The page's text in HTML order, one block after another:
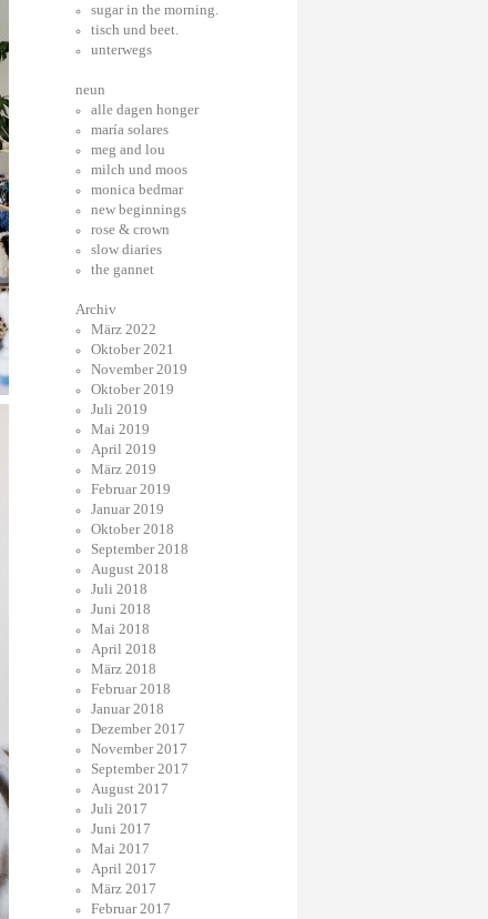
sugar in the morning.
tisch und beet.
unterwegs
neun
alle dagen honger
maría solares
meg and lou
milch und moos
monica bedmar
new beginnings
rose & crown
slow diaries
the gannet
Archiv
März 2022
Oktober 2021
November 2019
Oktober 2019
Juli 2019
Mai 2019
April 2019
März 2019
Februar 2019
Januar 2019
Oktober 2018
September 2018
August 2018
Juli 2018
Juni 2018
Mai 2018
April 2018
März 2018
Februar 2018
Januar 2018
Dezember 2017
November 2017
September 2017
August 2017
Juli 2017
Juni 2017
Mai 2017
April 2017
März 2017
Februar 2017